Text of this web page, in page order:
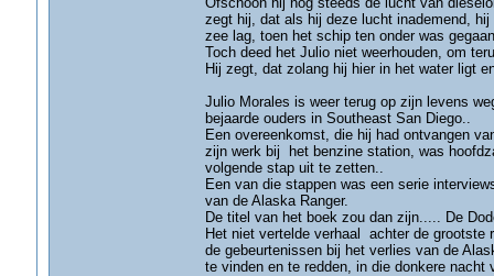
zegt hij, dat als hij deze lucht inademend,
zee lag, toen het schip ten onder was
Toch deed het Julio niet weerhouden, om
Hij zegt, dat zolang hij hier in het water ligt
Julio Morales is weer terug op zijn levens
bejaarde ouders in Southeast San Diego..
Een overeenkomst, die hij had ontvangen
zijn werk bij het benzine station, was
volgende stap uit te zetten..
Een van die stappen was een serie
van de Alaska Ranger.
De titel van het boek zou dan zijn..... De
Het niet vertelde verhaal achter de grootste
de gebeurtenissen bij het verlies van de
te vinden en te redden, in die donkere nacht